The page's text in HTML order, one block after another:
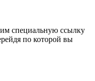
специальную ссылку
по которой вы